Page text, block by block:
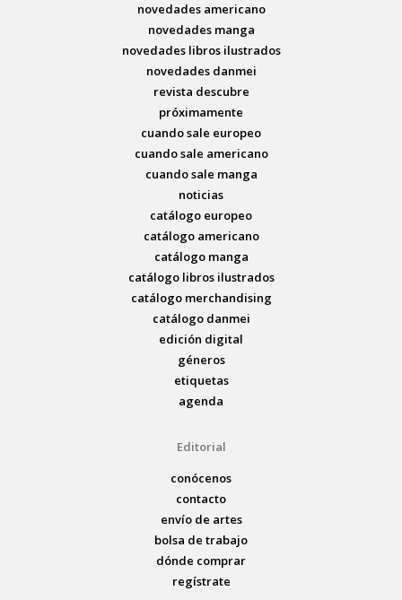
novedades americano
novedades manga
novedades libros ilustrados
novedades danmei
revista descubre
próximamente
cuando sale europeo
cuando sale americano
cuando sale manga
noticias
catálogo europeo
catálogo americano
catálogo manga
catálogo libros ilustrados
catálogo merchandising
catálogo danmei
edición digital
géneros
etiquetas
agenda
Editorial
conócenos
contacto
envío de artes
bolsa de trabajo
dónde comprar
regístrate